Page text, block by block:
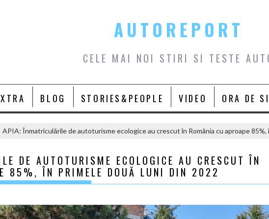
AUTOREPORT
CELE MAI NOI STIRI SI TESTE
BLOG STORIES&PEOPLE VIDEO ORA DE
APIA: Înmatriculările de autoturisme ecologice au crescut în România cu aproape 85%,
DE AUTOTURISME ECOLOGICE AU CRESCUT ÎN
85%, ÎN PRIMELE DOUĂ LUNI DIN 2022